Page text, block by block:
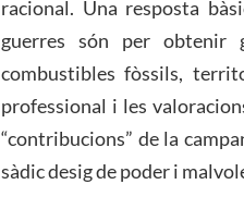
racional. Una resposta
guerres són per obtenir
combustibles fòssils,
professional i les
“contribucions” de la
sàdic desig de poder i